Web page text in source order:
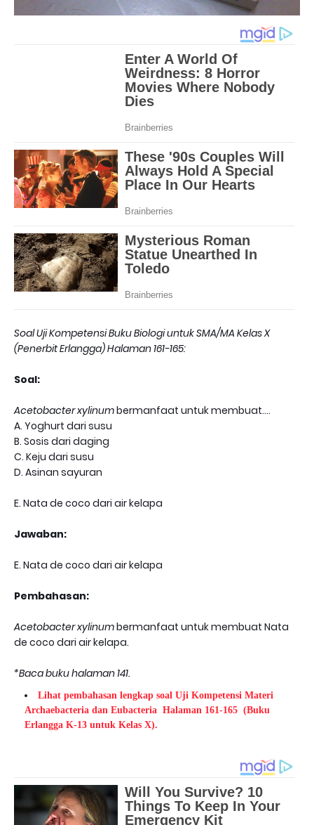
Soal Uji Kompetensi Buku Biologi untuk SMA/MA Kelas X
(Penerbit Erlangga) Halaman 161-165:
Soal:
Acetobacter xylinumbermanfaat untuk membuat....
A. Yoghurt dari susu
B. Sosis dari daging
C. Keju dari susu
D. Asinan sayuran
E. Nata de coco dari air kelapa
Jawaban:
E. Nata de coco dari air kelapa
Pembahasan:
Acetobacter xylinumbermanfaat untuk membuat Nata
de coco dari air kelapa.
*Baca buku halaman 141.
Lihat pembahasan lengkap soal Uji Kompetensi Materi
Archaebacteria dan Eubacteria Halaman 161-165 (Buku
Erlangga K-13 untuk Kelas X).